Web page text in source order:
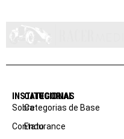
INSTITUCIONAL
Sobre
Contato
CATEGORIAS
Categorias de Base
Endurance